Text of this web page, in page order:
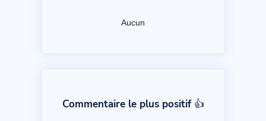
Aucun
Commentaire le plus positif 👍